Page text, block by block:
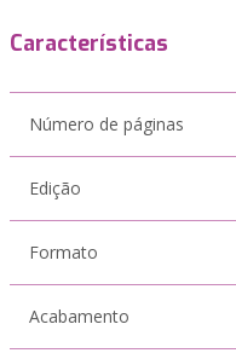
Características
Número de páginas
Edição
Formato
Acabamento